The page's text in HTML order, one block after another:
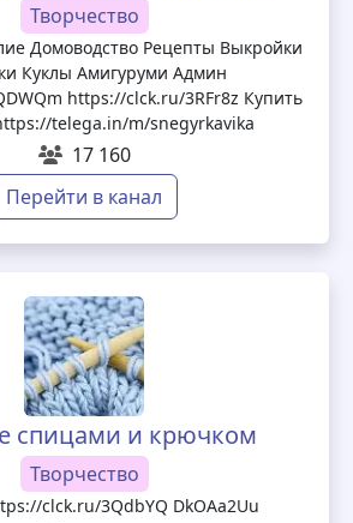
Творчество
Домоводство Рецепты Выкройки
Куклы Амигуруми Админ
https://clck.ru/3RFr8z Купить
telega.in/m/snegyrkavika
17 160
Перейти в канал
спицами и крючком
Творчество
clck.ru/3QdbYQ DkOAa2Uu